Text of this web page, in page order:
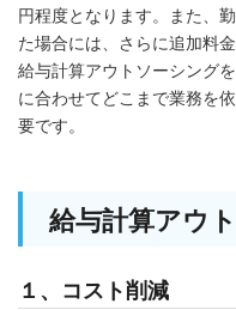
円程度となります。また、
た場合には、さらに追加料金
給与計算アウトソーシング
に合わせてどこまで業務を
要です。
給与計算アウ
１、コスト削減